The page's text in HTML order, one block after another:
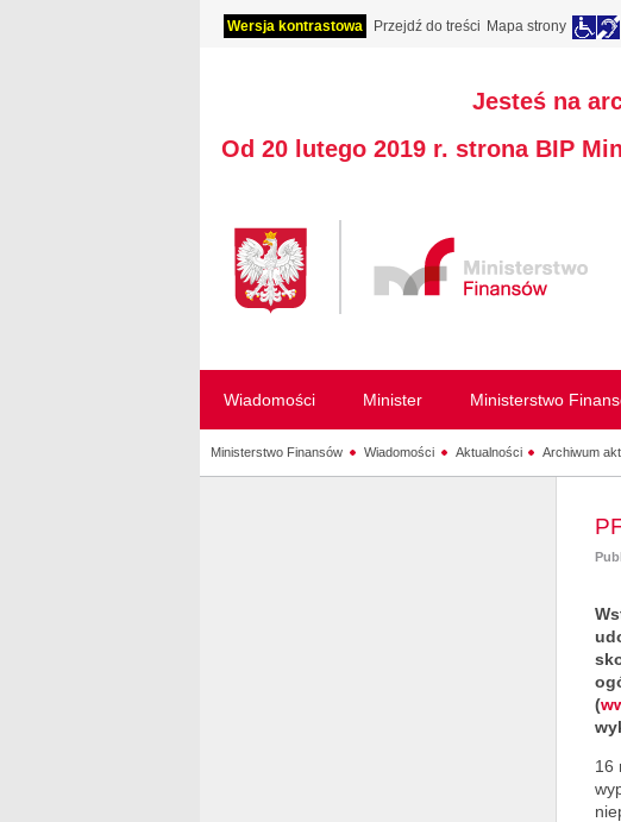
Wersja kontrastowa Przejdź do treści Mapa strony
Jesteś na
Od 20 lutego 2019 r. strona BIP
Wiadomości Minister Ministerstwo
Ministerstwo Finansów Wiadomości Aktualności Archiwum
(
16